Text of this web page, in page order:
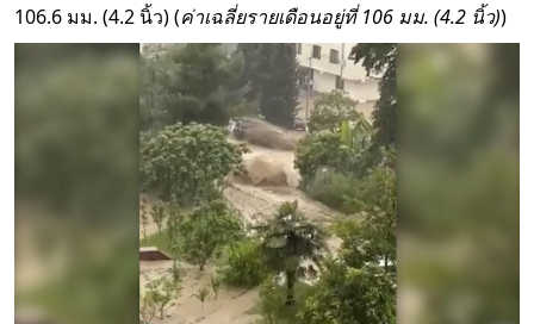
106.6 มม. (4.2 นิ้ว) (ค่าเฉลี่ยรายเดือนอยู่ที่ 106 มม. (4.2 นิ้ว))